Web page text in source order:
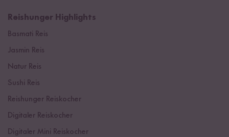
Reishunger Highlights
Basmati Reis
Jasmin Reis
Natur Reis
Sushi Reis
Reishunger Reiskocher
Digitaler Reiskocher
Digitaler Mini Reiskocher